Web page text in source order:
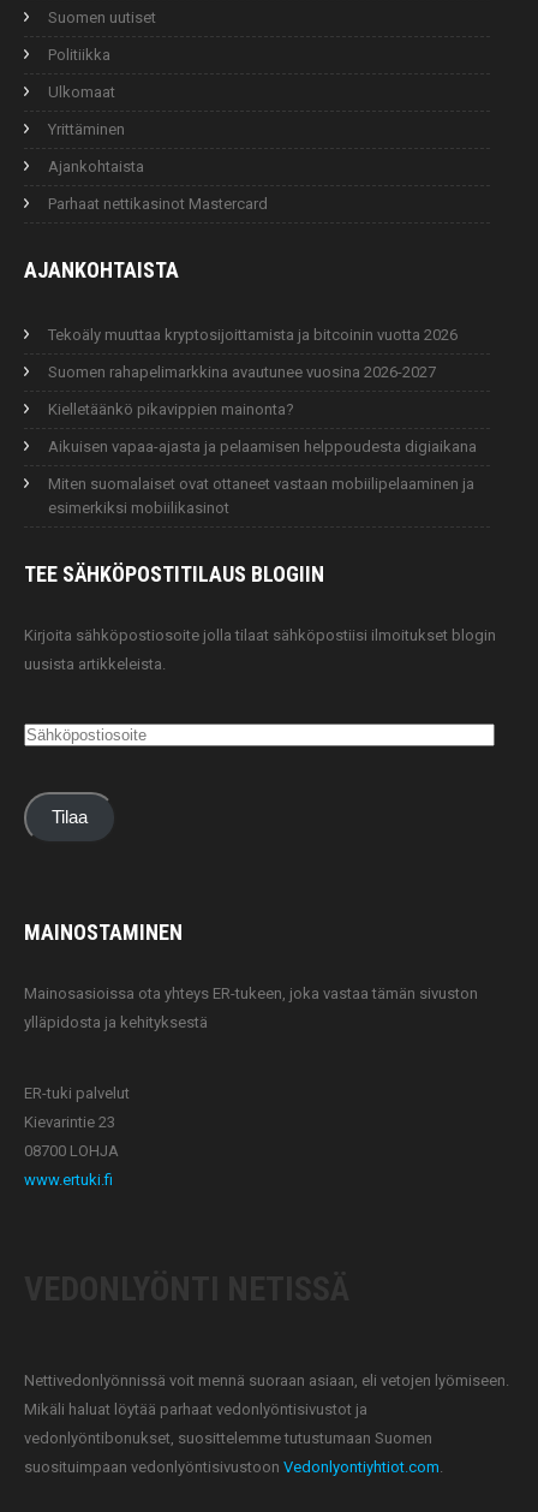
Suomen uutiset
Politiikka
Ulkomaat
Yrittäminen
Ajankohtaista
Parhaat nettikasinot Mastercard
AJANKOHTAISTA
Tekoäly muuttaa kryptosijoittamista ja bitcoinin vuotta 2026
Suomen rahapelimarkkina avautunee vuosina 2026-2027
Kielletäänkö pikavippien mainonta?
Aikuisen vapaa-ajasta ja pelaamisen helppoudesta digiaikana
Miten suomalaiset ovat ottaneet vastaan mobiilipelaaminen ja
esimerkiksi mobiilikasinot
TEE SÄHKÖPOSTITILAUS BLOGIIN
Kirjoita sähköpostiosoite jolla tilaat sähköpostiisi ilmoitukset blogin
uusista artikkeleista.
Sähköpostiosoite
Tilaa
MAINOSTAMINEN
Mainosasioissa ota yhteys ER-tukeen, joka vastaa tämän sivuston
ylläpidosta ja kehityksestä
ER-tuki palvelut
Kievarintie 23
08700 LOHJA
www.ertuki.fi
Nettivedonlyönnissä voit mennä suoraan asiaan, eli vetojen lyömiseen.
Mikäli haluat löytää parhaat vedonlyöntisivustot ja
vedonlyöntibonukset, suosittelemme tutustumaan Suomen
suosituimpaan vedonlyöntisivustoon Vedonlyontiyhtiot.com.